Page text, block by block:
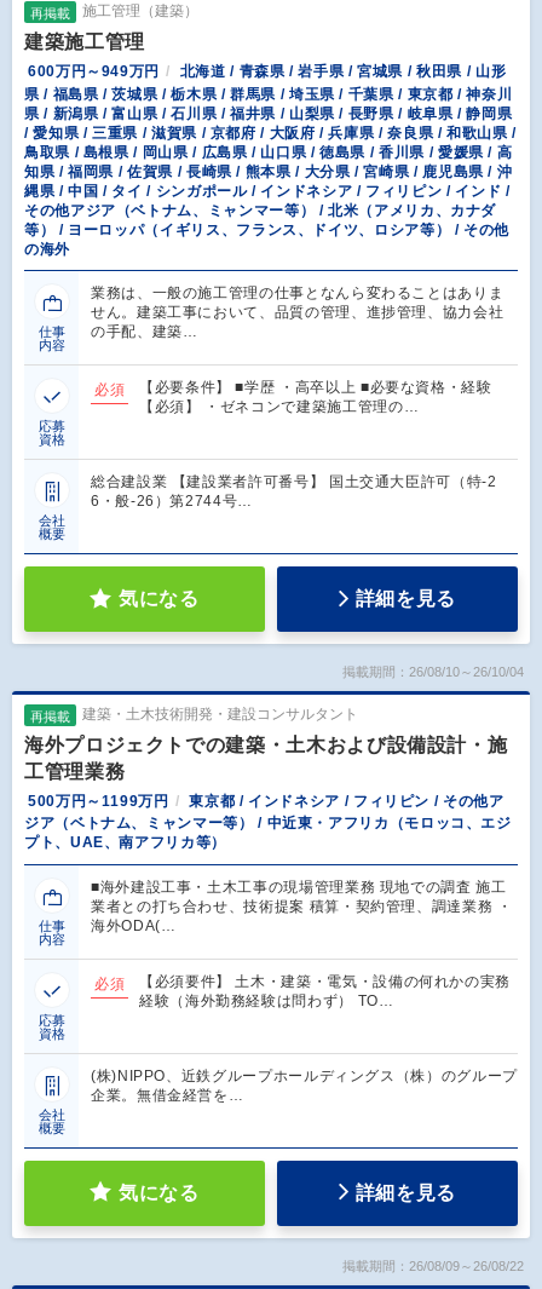
再掲載 施工管理（建築）
建築施工管理
600万円～949万円
北海道 / 青森県 / 岩手県 / 宮城県 / 秋田県 / 山形
県 / 福島県 / 茨城県 / 栃木県 / 群馬県 / 埼玉県 / 千葉県 / 東京都 / 神奈川
県 / 新潟県 / 富山県 / 石川県 / 福井県 / 山梨県 / 長野県 / 岐阜県 / 静岡県
/ 愛知県 / 三重県 / 滋賀県 / 京都府 / 大阪府 / 兵庫県 / 奈良県 / 和歌山県 /
鳥取県 / 島根県 / 岡山県 / 広島県 / 山口県 / 徳島県 / 香川県 / 愛媛県 / 高
知県 / 福岡県 / 佐賀県 / 長崎県 / 熊本県 / 大分県 / 宮崎県 / 鹿児島県 / 沖
縄県 / 中国 / タイ / シンガポール / インドネシア / フィリピン / インド /
その他アジア（ベトナム、ミャンマー等） / 北米（アメリカ、カナダ
等） / ヨーロッパ（イギリス、フランス、ドイツ、ロシア等） / その他
の海外
仕事
内容
業務は、一般の施工管理の仕事となんら変わることはありま
せん。建築工事において、品質の管理、進捗管理、協力会社
の手配、建築…
応募
資格
必須
【必要条件】 ■学歴 ・高卒以上 ■必要な資格・経験
【必須】 ・ゼネコンで建築施工管理の…
会社
概要
総合建設業 【建設業者許可番号】 国土交通大臣許可（特-2
6・般-26）第2744号…
気になる 詳細を見る
掲載期間：26/08/10～26/10/04
再掲載 建築・土木技術開発・建設コンサルタント
海外プロジェクトでの建築・土木および設備設計・施
工管理業務
500万円～1199万円
東京都 / インドネシア / フィリピン / その他ア
ジア（ベトナム、ミャンマー等） / 中近東・アフリカ（モロッコ、エジ
プト、UAE、南アフリカ等）
仕事
内容
■海外建設工事・土木工事の現場管理業務 現地での調査 施工
業者との打ち合わせ、技術提案 積算・契約管理、調達業務 ・
海外ODA(…
応募
資格
必須
【必須要件】 土木・建築・電気・設備の何れかの実務
経験（海外勤務経験は問わず） TO…
会社
概要
(株)NIPPO、近鉄グループホールディングス（株）のグループ
企業。無借金経営を…
気になる 詳細を見る
掲載期間：26/08/09～26/08/22